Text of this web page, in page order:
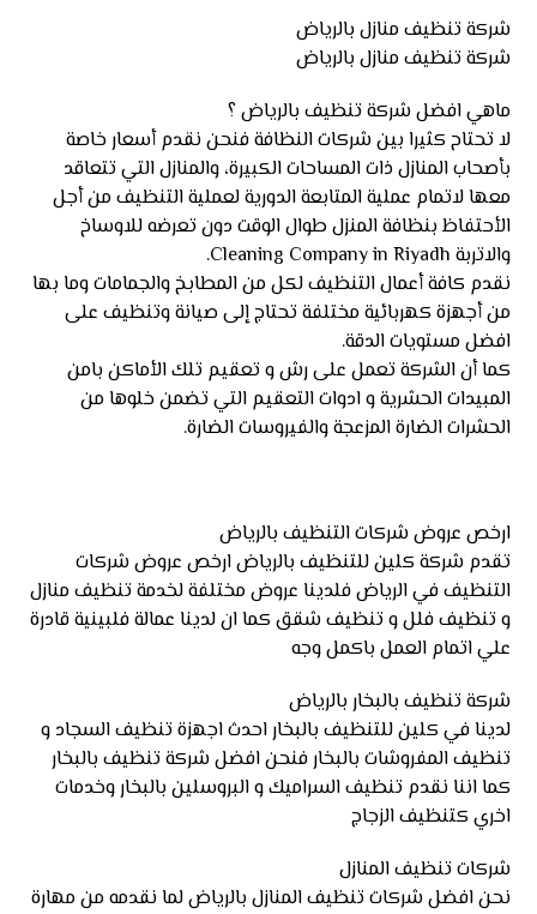
شركة تنظيف منازل بالرياض
شركة تنظيف منازل بالرياض
ماهي افضل شركة تنظيف بالرياض ؟
لا تحتاح كثيرا بين شركات النظافة فنحن نقدم أسعار خاصة
بأصحاب المنازل ذات المساحات الكبيرة، والمنازل التي تتعاقد
معها لاتمام عملية المتابعة الدورية لعملية التنظيف من أجل
الأحتفاظ بنظافة المنزل طوال الوقت دون تعرضه للاوساخ
والاتربة Cleaning Company in Riyadh.
نقدم كافة أعمال التنظيف لكل من المطابخ والجمامات وما بها
من أجهزة كهربائية مختلفة تحتاج إلى صيانة وتنظيف على
افضل مستويات الدقة.
كما أن الشركة تعمل على رش و تعقيم تلك الأماكن بامن
المبيدات الحشرية و ادوات التعقيم التي تضمن خلوها من
الحشرات الضارة المزعجة والفيروسات الضارة.
ارخص عروض شركات التنظيف بالرياض
تقدم شركة كلين للتنظيف بالرياض ارخص عروض شركات
التنظيف في الرياض فلدينا عروض مختلفة لخدمة تنظيف منازل
و تنظيف فلل و تنظيف شقق كما ان لدينا عمالة فلبينية قادرة
علي اتمام العمل باكمل وجه
شركة تنظيف بالبخار بالرياض
لدينا في كلين للتنظيف بالبخار احدث اجهزة تنظيف السجاد و
تنظيف المفروشات بالبخار فنحن افضل شركة تنظيف بالبخار
كما اننا نقدم تنظيف السراميك و البروسلين بالبخار وخدمات
اخري كتنظيف الزجاج
شركات تنظيف المنازل
نحن افضل شركات تنظيف المنازل بالرياض لما نقدمه من مهارة